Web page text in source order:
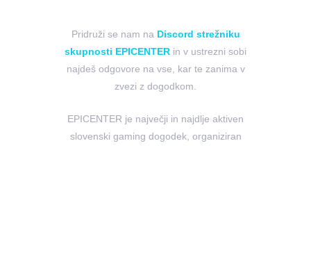
Pridruži se nam na Discord strežniku
skupnosti EPICENTER in v ustrezni sobi
najdeš odgovore na vse, kar te zanima v
zvezi z dogodkom.
EPICENTER je največji in najdlje aktiven
slovenski gaming dogodek, organiziran